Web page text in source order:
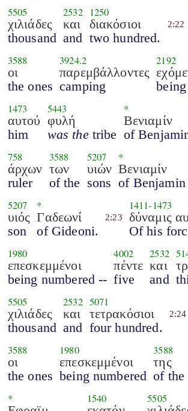
5505
χιλιάδες
thousand
2532
και
and
1250
διακόσιοι
two hundred.
2:22
3588
οι
the ones
3924.2
παρεμβάλλοντες
camping
2192
1473
αυτού
him
5443
φυλή
was thetribe
*
Βενιαμίν
of
758
άρχων
ruler
3588
των
of the
5207
υιών
sons
*
Βενιαμίν
of Benjamin
5207
υιός
son
*
Γαδεωνί
of Gideoni.
2:23
1411-1473
δύναμις
Of his
1980
επεσκεμμένοι
being numbered --
4002
πέντε
five
2532
και
and
5505
χιλιάδες
thousand
2532
και
and
5071
τετρακόσιοι
four hundred.
2:24
3588
οι
the ones
1980
επεσκεμμένοι
being numbered
3588
της
of the
* 1540 5505